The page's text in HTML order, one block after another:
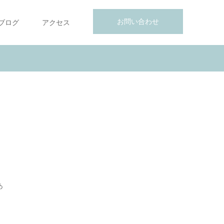
お問い合わせ
ログ アクセス